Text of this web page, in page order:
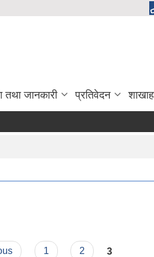
तथा जानकारी प्रतिवेदन
1 2 3